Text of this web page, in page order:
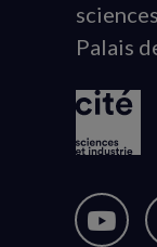
du
logo
Palais
Nous